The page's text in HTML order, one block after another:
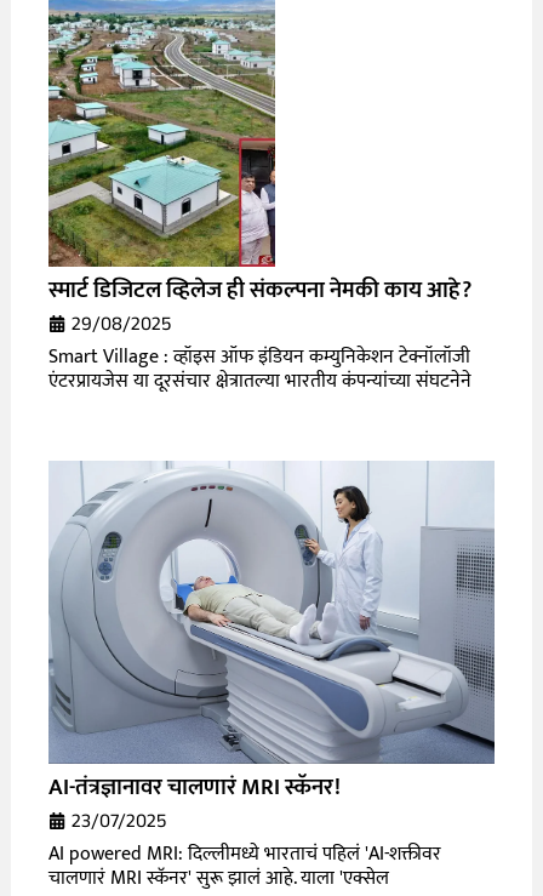
स्मार्ट डिजिटल व्हिलेज ही संकल्पना नेमकी काय आहे?
29/08/2025
Smart Village : व्हॉइस ऑफ इंडियन कम्युनिकेशन टेक्नॉलॉजी
एंटरप्रायजेस या दूरसंचार क्षेत्रातल्या भारतीय कंपन्यांच्या संघटनेने
AI-तंत्रज्ञानावर चालणारं MRI स्कॅनर!
23/07/2025
AI powered MRI: दिल्लीमध्ये भारताचं पहिलं 'AI-शक्तीवर
चालणारं MRI स्कॅनर' सुरू झालं आहे. याला 'एक्सेल